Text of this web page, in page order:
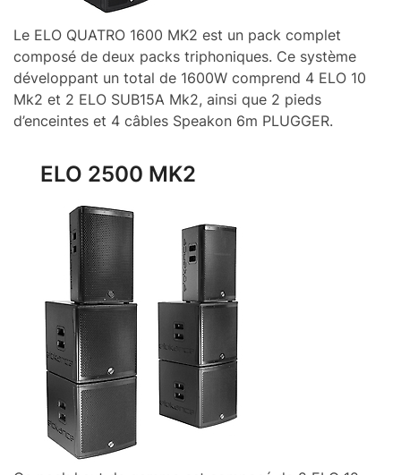
Le ELO QUATRO 1600 MK2 est un pack complet
composé de deux packs triphoniques. Ce système
développant un total de 1600W comprend 4 ELO 10
Mk2 et 2 ELO SUB15A Mk2, ainsi que 2 pieds
d’enceintes et 4 câbles Speakon 6m PLUGGER.
ELO 2500 MK2